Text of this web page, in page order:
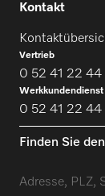
Kontakt
Vertrieb
0 52 41 22
Werkkundendienst
0 52 41 22
Finden Sie